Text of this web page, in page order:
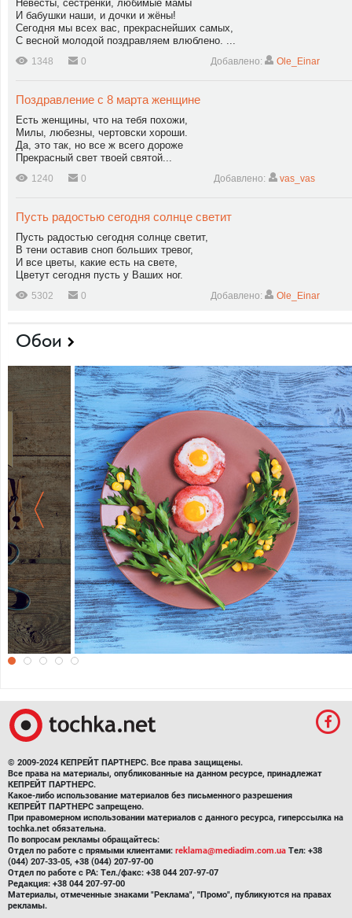
Невесты, сестренки, любимые мамы
И бабушки наши, и дочки и жёны!
Сегодня мы всех вас, прекраснейших самых,
С весной молодой поздравляем влюблено. ...
1348 0 Добавлено: Ole_Einar
Поздравление с 8 марта женщине
Есть женщины, что на тебя похожи,
Милы, любезны, чертовски хороши.
Да, это так, но все ж всего дороже
Прекрасный свет твоей святой...
1240 0 Добавлено: vas_vas
Пусть радостью сегодня солнце светит
Пусть радостью сегодня солнце светит,
В тени оставив сноп больших тревог,
И все цветы, какие есть на свете,
Цветут сегодня пусть у Ваших ног.
5302 0 Добавлено: Ole_Einar
Обои
Вкусного 8 Марта
© 2009-2024 КЕПРЕЙТ ПАРТНЕРС. Все права защищены.
Все права на материалы, опубликованные на данном ресурсе, принадлежат
КЕПРЕЙТ ПАРТНЕРС.
Какое-либо использование материалов без письменного разрешения
КЕПРЕЙТ ПАРТНЕРС запрещено.
При правомерном использовании материалов с данного ресурса, гиперссылка на
tochka.net обязательна.
По вопросам рекламы обращайтесь:
Отдел по работе с прямыми клиентами: reklama@mediadim.com.ua Тел: +38
(044) 207-33-05, +38 (044) 207-97-00
Отдел по работе с РА: Тел./факс: +38 044 207-97-07
Редакция: +38 044 207-97-00
Материалы, отмеченные знаками "Реклама", "Промо", публикуются на правах
рекламы.